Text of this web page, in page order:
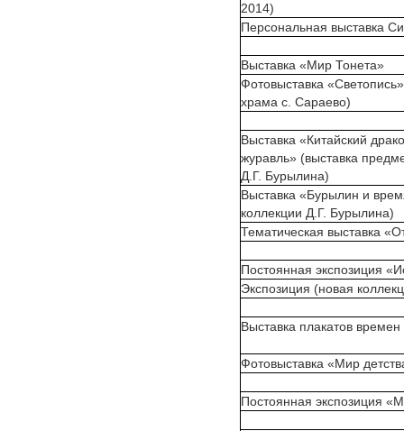
2014)
Персональная выставка
Выставка «Мир Тонета»
Фотовыставка
храма с. Сараево)
Выставка «Китайский
журавль» (выставка
Д.Г. Бурылина)
Выставка «Бурылин и
коллекции Д.Г. Бурылина)
Тематическая выставка
Постоянная экспозиция
Экспозиция (новая
Выставка плакатов
Фотовыставка «Мир
Постоянная экспозиция